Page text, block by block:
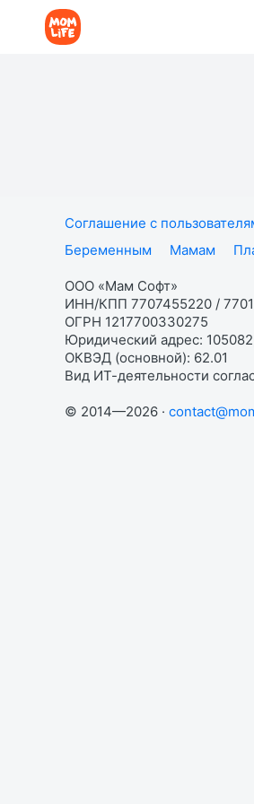
Соглашение с
Беременным
Мамам
ООО «Мам Софт»
ИНН/КПП 7707455220 /
ОГРН 1217700330275
Юридический адрес:
ОКВЭД (основной): 62.01
Вид ИТ-деятельности
© 2014—2026 ·